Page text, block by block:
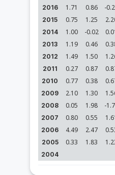
2016 1.71 0.86 -
2015 0.75 1.25
2014 1.00 -0.02
2013 1.19 0.46
2012 1.49 1.50
2011 0.27 0.87
2010 0.77 0.38
2009 2.10 1.30
2008 0.05 1.98 -
2007 0.80 0.55
2006 4.49 2.47
2005 0.33 1.83
2004